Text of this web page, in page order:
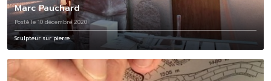
Marc Pauchard
Posté le 10 décembre 2020
Sculpteur sur pierre